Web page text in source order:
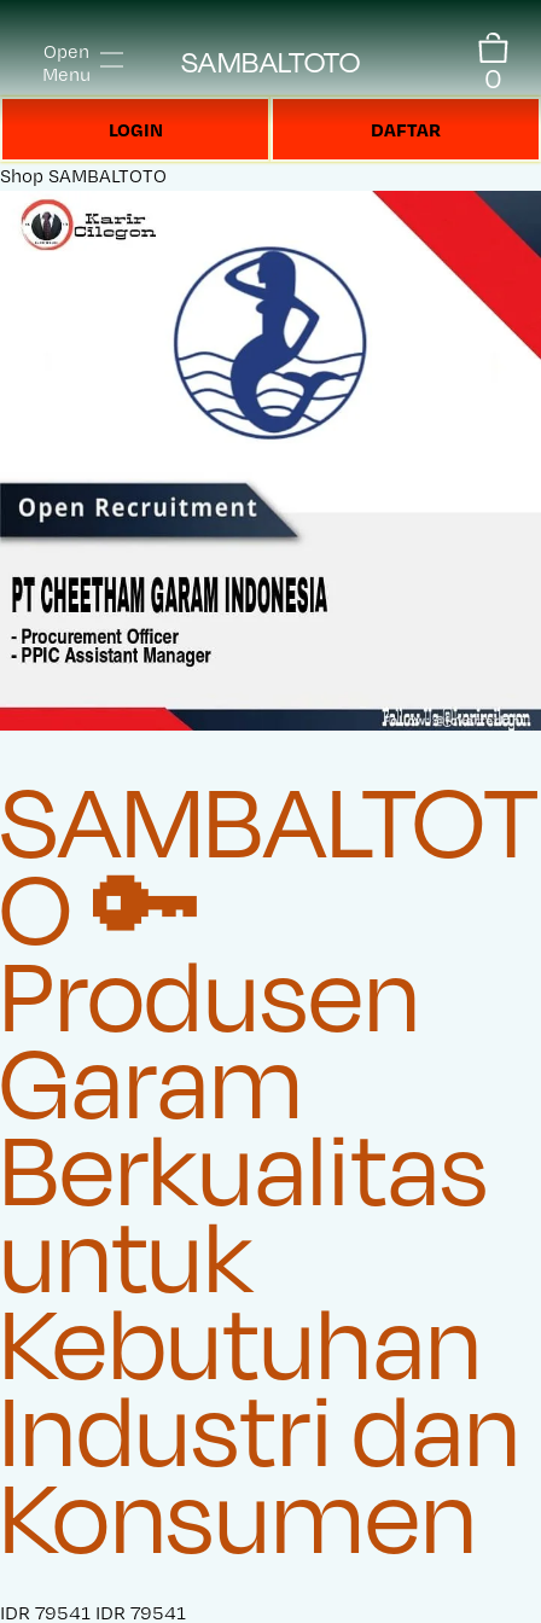
Open
Menu
SAMBALTOTO 0
LOGIN DAFTAR
Shop SAMBALTOTO
SAMBALTOT
O 🔑
Produsen
Garam
Berkualitas
untuk
Kebutuhan
Industri dan
Konsumen
S
IDR 79541 O
IDR 79541